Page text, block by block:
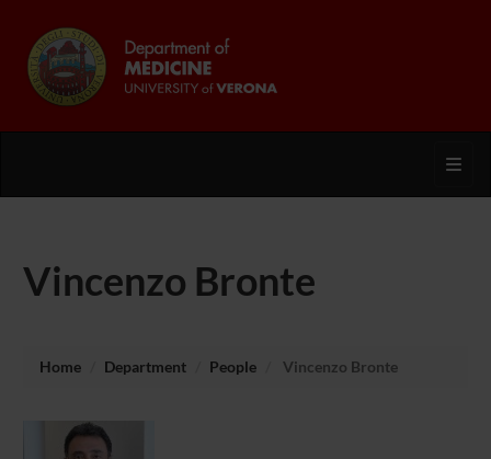
Vincenzo Bronte
Home Department People Vincenzo Bronte